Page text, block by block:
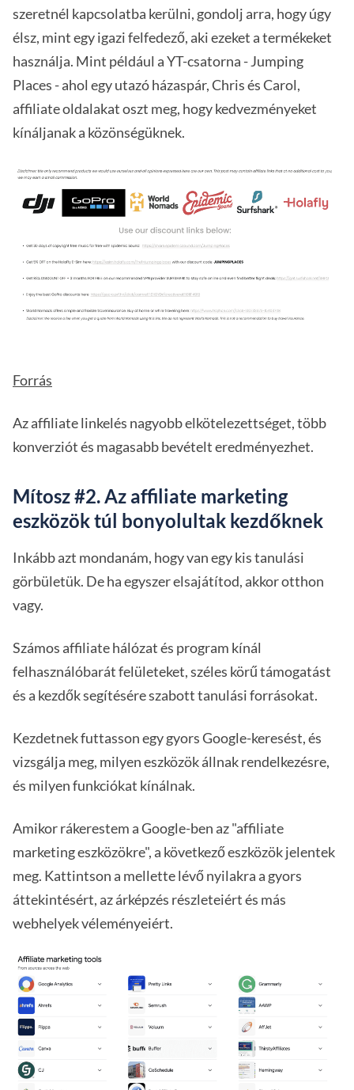
szeretnél kapcsolatba kerülni, gondolj arra, hogy úgy
élsz, mint egy igazi felfedező, aki ezeket a termékeket
használja. Mint például a YT-csatorna - Jumping
Places - ahol egy utazó házaspár, Chris és Carol,
affiliate oldalakat oszt meg, hogy kedvezményeket
kínáljanak a közönségüknek.
Forrás
Az affiliate linkelés nagyobb elkötelezettséget, több
konverziót és magasabb bevételt eredményezhet.
Mítosz #2. Az affiliate marketing
eszközök túl bonyolultak kezdőknek
Inkább azt mondanám, hogy van egy kis tanulási
görbületük. De ha egyszer elsajátítod, akkor otthon
vagy.
Számos affiliate hálózat és program kínál
felhasználóbarát felületeket, széles körű támogatást
és a kezdők segítésére szabott tanulási forrásokat.
Kezdetnek futtasson egy gyors Google-keresést, és
vizsgálja meg, milyen eszközök állnak rendelkezésre,
és milyen funkciókat kínálnak.
Amikor rákerestem a Google-ben az "affiliate
marketing eszközökre", a következő eszközök jelentek
meg. Kattintson a mellette lévő nyilakra a gyors
áttekintésért, az árképzés részleteiért és más
webhelyek véleményeiért.